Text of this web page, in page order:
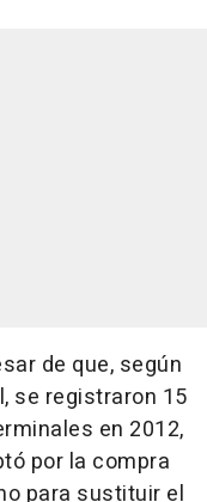
de que, según
se registraron 15
en 2012,
por la compra
para sustituir el